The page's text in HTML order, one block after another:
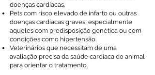
doenças cardíacas.
Pets com risco elevado de infarto ou outras
doenças cardíacas graves, especialmente
aqueles com predisposição genética ou com
condições como hipertensão.
Veterinários que necessitam de uma
avaliação precisa da saúde cardíaca do animal
para orientar o tratamento.